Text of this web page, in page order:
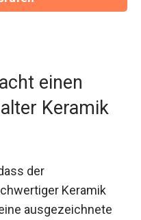
einen
Keramik
der
Keramik
ausgezeichnete